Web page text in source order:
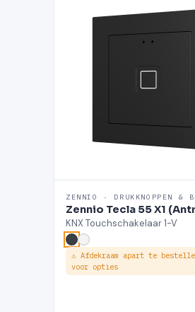
ZENNIO · DRUKKNOPPEN &
Zennio Tecla 55 X1
KNX Touchschakelaar 1-V
⚠ Afdekraam apart te
voor opties